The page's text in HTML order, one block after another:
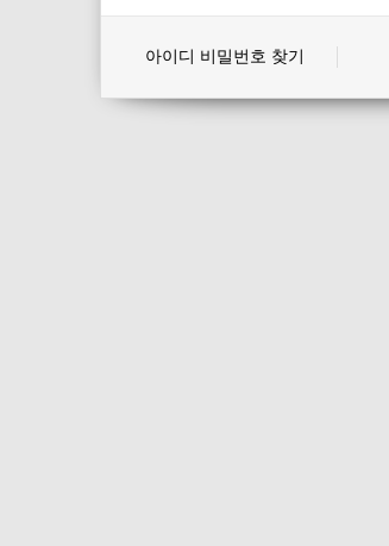
아이디 비밀번호 찾기